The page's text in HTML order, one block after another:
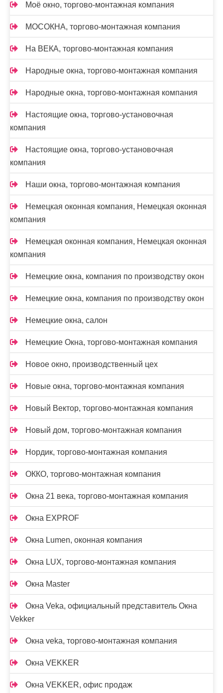
Моё окно, торгово-монтажная компания
МОСОКНА, торгово-монтажная компания
На ВЕКА, торгово-монтажная компания
Народные окна, торгово-монтажная компания
Народные окна, торгово-монтажная компания
Настоящие окна, торгово-установочная
компания
Настоящие окна, торгово-установочная
компания
Наши окна, торгово-монтажная компания
Немецкая оконная компания, Немецкая оконная
компания
Немецкая оконная компания, Немецкая оконная
компания
Немецкие окна, компания по производству окон
Немецкие окна, компания по производству окон
Немецкие окна, салон
Немецкие Окна, торгово-монтажная компания
Новое окно, производственный цех
Новые окна, торгово-монтажная компания
Новый Вектор, торгово-монтажная компания
Новый дом, торгово-монтажная компания
Нордик, торгово-монтажная компания
ОККО, торгово-монтажная компания
Окна 21 века, торгово-монтажная компания
Окна EXPROF
Окна Lumen, оконная компания
Окна LUX, торгово-монтажная компания
Окна Master
Окна Veka, официальный представитель Окна
Vekker
Окна veka, торгово-монтажная компания
Окна VEKKER
Окна VEKKER, офис продаж